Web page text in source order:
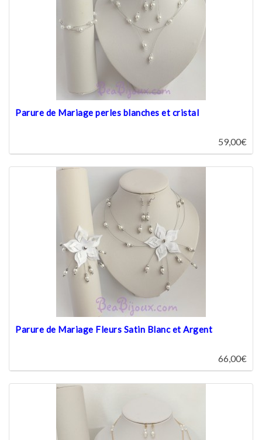
Parure de Mariage perles blanches et cristal
59,00€
Parure de Mariage Fleurs Satin Blanc et Argent
66,00€